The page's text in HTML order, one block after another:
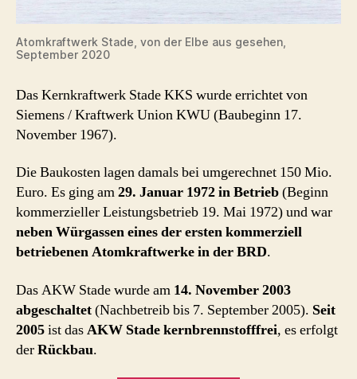
Atomkraftwerk Stade, von der Elbe aus gesehen,
September 2020
Das Kernkraftwerk Stade KKS wurde errichtet von
Siemens / Kraftwerk Union KWU (Baubeginn 17.
November 1967).
Die Baukosten lagen damals bei umgerechnet 150 Mio.
Euro. Es ging am29. Januar 1972 in Betrieb(Beginn
kommerzieller Leistungsbetrieb 19. Mai 1972) und war
neben Würgassen eines der ersten kommerziell
betriebenen Atomkraftwerke in der BRD.
Das AKW Stade wurde am 14. November 2003
abgeschaltet(Nachbetreib bis 7. September 2005). Seit
2005ist dasAKW Stade kernbrennstofffrei, es erfolgt
derRückbau.